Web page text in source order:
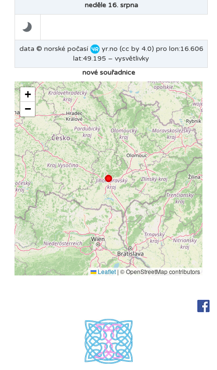
neděle 16. srpna
data © norské počasí
yr.no (cc by 4.0) pro lon:16.606
lat:49.195 – vysvětlivky
nové souřadnice
+
−
Leaflet | © OpenStreetMap contributors